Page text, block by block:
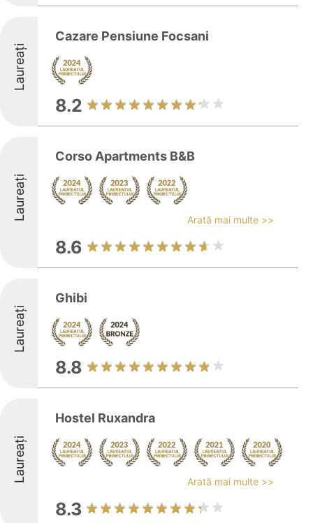
Laureați
Cazare Pensiune Focsani
8.2
Laureați
Corso Apartments B&B
Arată mai multe >>
8.6
Laureați
Ghibi
8.8
Laureați
Hostel Ruxandra
Arată mai multe >>
8.3